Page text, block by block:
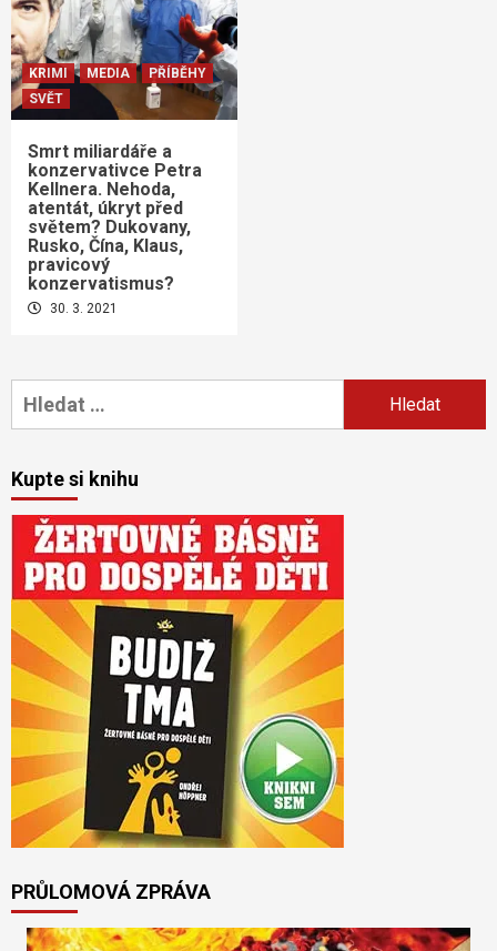
KRIMI MEDIA
PŘÍBĚHY
SVĚT
Smrt miliardáře a
konzervativce Petra
Kellnera. Nehoda,
atentát, úkryt před
světem? Dukovany,
Rusko, Čína, Klaus,
pravicový
konzervatismus?
30. 3. 2021
Vyhledávání
Kupte si knihu
PRŮLOMOVÁ ZPRÁVA